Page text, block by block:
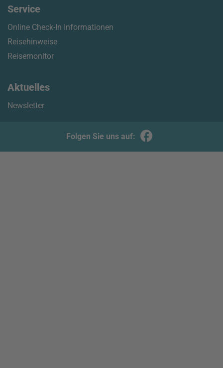
Service
Online Check-In Informationen
Reisehinweise
Reisemonitor
Aktuelles
Newsletter
Folgen Sie uns auf: